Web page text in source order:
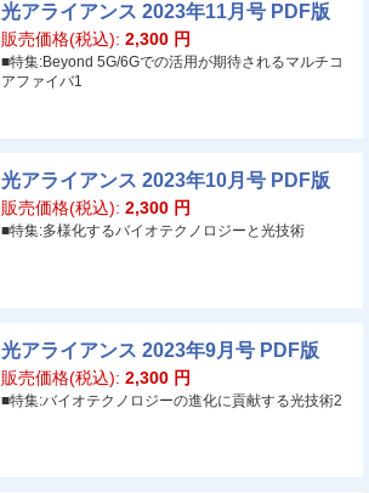
光アライアンス 2023年11月号 PDF版
販売価格(税込): 2,300 円
■特集:Beyond 5G/6Gでの活用が期待されるマルチコ
アファイバ1
光アライアンス 2023年10月号 PDF版
販売価格(税込): 2,300 円
■特集:多様化するバイオテクノロジーと光技術
光アライアンス 2023年9月号 PDF版
販売価格(税込): 2,300 円
■特集:バイオテクノロジーの進化に貢献する光技術2